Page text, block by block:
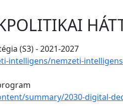
(S3) - 2021-2027
nemzeti-
summary/2030-digital-